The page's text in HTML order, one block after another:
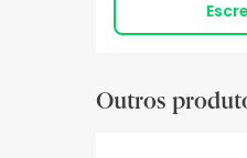
Outros